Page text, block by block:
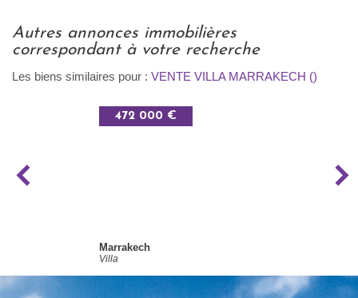
autres annonces immobilières
correspondant à votre recherche
Les biens similaires pour : VENTE VILLA MARRAKECH ()
472 000 €
Marrakech
Villa